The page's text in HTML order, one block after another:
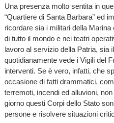
Una presenza molto sentita in
“Quartiere di Santa Barbara” ed
ricordare sia i militari della
di tutto il mondo e nei teatri
lavoro al servizio della Patria, sia
quotidianamente vede i Vigili del
interventi. Se è vero, infatti, che
occasione di fatti drammatici,
terremoti, incendi ed alluvioni,
giorno questi Corpi dello Stato
persone e risolvere situazioni